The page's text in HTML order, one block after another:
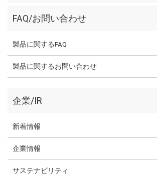
FAQ/お問い合わせ
製品に関するFAQ
製品に関するお問い合わせ
企業/IR
新着情報
企業情報
サステナビリティ